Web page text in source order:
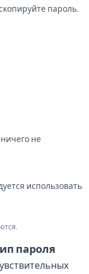
пароль.
не
использовать
пароля